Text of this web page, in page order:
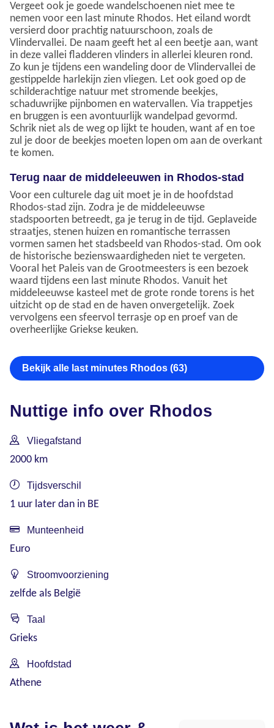
Vergeet ook je goede wandelschoenen niet mee te
nemen voor een last minute Rhodos. Het eiland wordt
versierd door prachtig natuurschoon, zoals de
Vlindervallei. De naam geeft het al een beetje aan, want
in deze vallei fladderen vlinders in allerlei kleuren rond.
Zo kun je tijdens een wandeling door de Vlindervallei de
gestippelde harlekijn zien vliegen. Let ook goed op de
schilderachtige natuur met stromende beekjes,
schaduwrijke pijnbomen en watervallen. Via trappetjes
en bruggen is een avontuurlijk wandelpad gevormd.
Schrik niet als de weg op lijkt te houden, want af en toe
zul je door de beekjes moeten lopen om aan de overkant
te komen.
Terug naar de middeleeuwen in Rhodos-stad
Voor een culturele dag uit moet je in de hoofdstad
Rhodos-stad zijn. Zodra je de middeleeuwse
stadspoorten betreedt, ga je terug in de tijd. Geplaveide
straatjes, stenen huizen en romantische terrassen
vormen samen het stadsbeeld van Rhodos-stad. Om ook
de historische bezienswaardigheden niet te vergeten.
Vooral het Paleis van de Grootmeesters is een bezoek
waard tijdens een last minute Rhodos. Vanuit het
middeleeuwse kasteel met de grote ronde torens is het
uitzicht op de stad en de haven onvergetelijk. Zoek
vervolgens een sfeervol terrasje op en proef van de
overheerlijke Griekse keuken.
Bekijk alle last minutes Rhodos (63)
Nuttige info over Rhodos
Vliegafstand
2000 km
Tijdsverschil
1 uur later dan in BE
Munteenheid
Euro
Stroomvoorziening
zelfde als België
Taal
Grieks
Hoofdstad
Athene